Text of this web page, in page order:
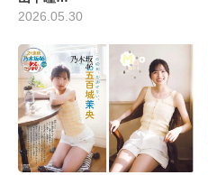
2026.05.30